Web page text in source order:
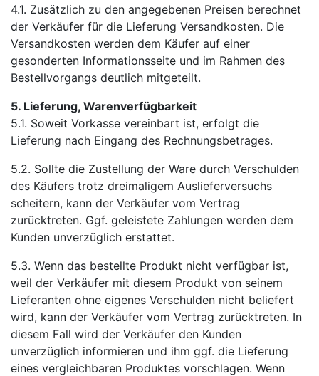
4.1. Zusätzlich zu den angegebenen Preisen berechnet
der Verkäufer für die Lieferung Versandkosten. Die
Versandkosten werden dem Käufer auf einer
gesonderten Informationsseite und im Rahmen des
Bestellvorgangs deutlich mitgeteilt.
5. Lieferung, Warenverfügbarkeit
5.1. Soweit Vorkasse vereinbart ist, erfolgt die
Lieferung nach Eingang des Rechnungsbetrages.
5.2. Sollte die Zustellung der Ware durch Verschulden
des Käufers trotz dreimaligem Auslieferversuchs
scheitern, kann der Verkäufer vom Vertrag
zurücktreten. Ggf. geleistete Zahlungen werden dem
Kunden unverzüglich erstattet.
5.3. Wenn das bestellte Produkt nicht verfügbar ist,
weil der Verkäufer mit diesem Produkt von seinem
Lieferanten ohne eigenes Verschulden nicht beliefert
wird, kann der Verkäufer vom Vertrag zurücktreten. In
diesem Fall wird der Verkäufer den Kunden
unverzüglich informieren und ihm ggf. die Lieferung
eines vergleichbaren Produktes vorschlagen. Wenn